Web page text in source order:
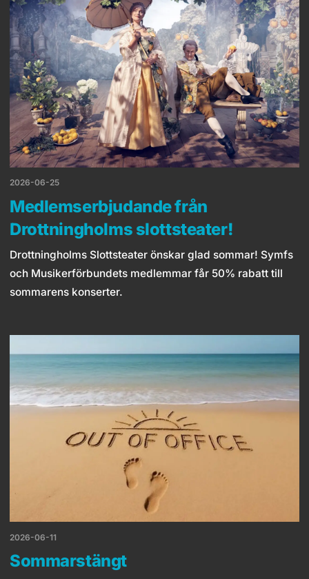
2026-06-25
Medlemserbjudande från
Drottningholms slottsteater!
Drottningholms Slottsteater önskar glad sommar! Symfs
och Musikerförbundets medlemmar får 50% rabatt till
sommarens konserter.
2026-06-11
Sommarstängt